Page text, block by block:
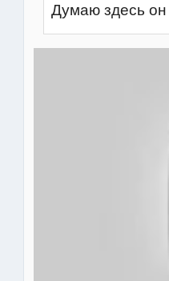
Думаю здесь он